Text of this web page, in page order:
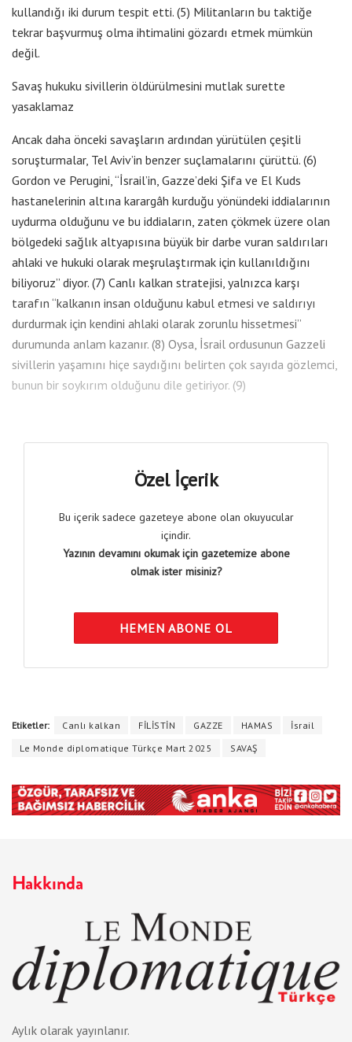
kullandığı iki durum tespit etti. (5) Militanların bu taktiğe
tekrar başvurmuş olma ihtimalini gözardı etmek mümkün
değil.
Savaş hukuku sivillerin öldürülmesini mutlak surette
yasaklamaz
Ancak daha önceki savaşların ardından yürütülen çeşitli
soruşturmalar, Tel Aviv’in benzer suçlamalarını çürüttü. (6)
Gordon ve Perugini, “İsrail’in, Gazze’deki Şifa ve El Kuds
hastanelerinin altına karargâh kurduğu yönündeki iddialarının
uydurma olduğunu ve bu iddiaların, zaten çökmek üzere olan
bölgedeki sağlık altyapısına büyük bir darbe vuran saldırıları
ahlaki ve hukuki olarak meşrulaştırmak için kullanıldığını
biliyoruz” diyor. (7) Canlı kalkan stratejisi, yalnızca karşı
tarafın “kalkanın insan olduğunu kabul etmesi ve saldırıyı
durdurmak için kendini ahlaki olarak zorunlu hissetmesi”
durumunda anlam kazanır. (8) Oysa, İsrail ordusunun Gazzeli
sivillerin yaşamını hiçe saydığını belirten çok sayıda gözlemci,
bunun bir soykırım olduğunu dile getiriyor. (9)
Özel İçerik
Bu içerik sadece gazeteye abone olan okuyucular
içindir.
Yazının devamını okumak için gazetemize abone
olmak ister misiniz?
HEMEN ABONE OL
Etiketler: Canlı kalkan FİLİSTİN GAZZE HAMAS
İsrail
Le Monde diplomatique Türkçe Mart 2025
SAVAŞ
Hakkında
Aylık olarak yayınlanır.